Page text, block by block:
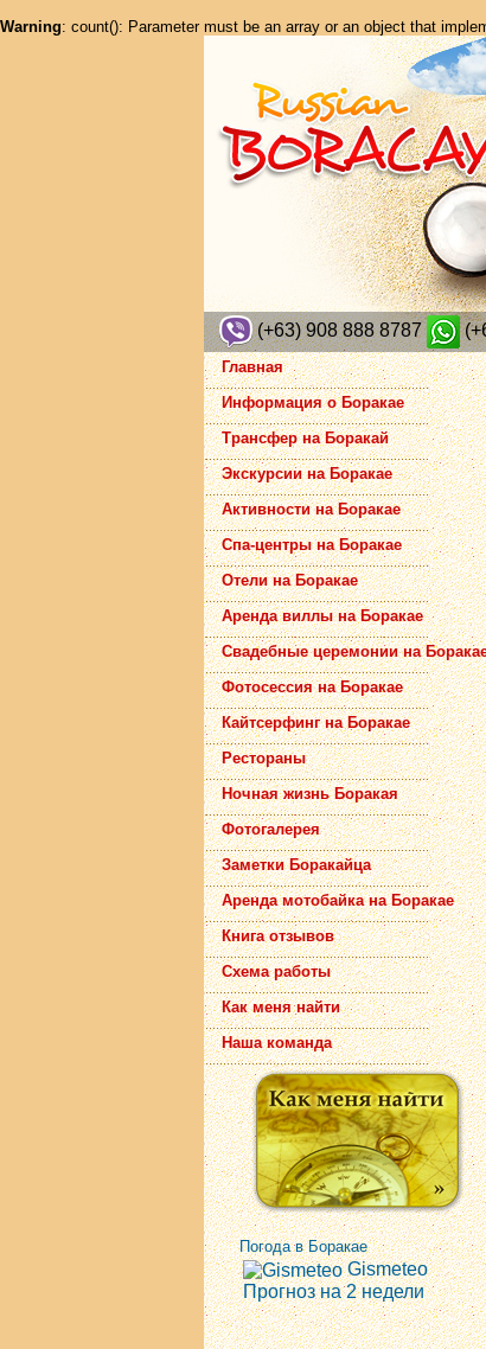
Warning: count(): Parameter must be an array or an object that
(+63) 908 888 8787
Главная
Информация о Боракае
Трансфер на Боракай
Экскурсии на Боракае
Активности на Боракае
Спа-центры на Боракае
Отели на Боракае
Аренда виллы на Боракае
Свадебные церемонии на
Фотосессия на Боракае
Кайтсерфинг на Боракае
Рестораны
Ночная жизнь Боракая
Фотогалерея
Заметки Боракайца
Аренда мотобайка на Боракае
Книга отзывов
Схема работы
Как меня найти
Наша команда
Погода в Боракае
Gismeteo
Прогноз на 2 недели